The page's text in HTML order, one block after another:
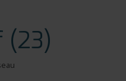
(23)